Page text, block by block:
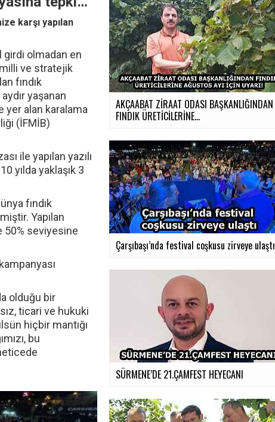
karşı yapılan
girdi olmadan en
ve stratejik
fındık
yaşanan
yer alan karalama
(İFMİB)
ile yapılan yazılı
yılda yaklaşık 3
fındık
Yapılan
50% seviyesine
olduğu bir
ticari ve hukuki
hiçbir mantığı
bu
AKÇAABAT ZİRAAT ODASI BAŞKANLIĞINDAN
FINDIK ÜRETİCİLERİNE...
Çarşıbaşı’nda festival coşkusu zirveye ulaştı
SÜRMENE’DE 21.ÇAMFEST HEYECANI